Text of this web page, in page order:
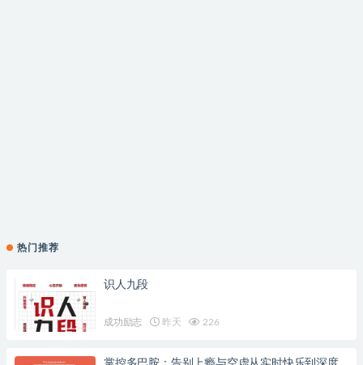
热门推荐
识人九段
成功励志 昨天 226